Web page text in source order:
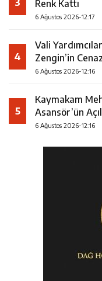
Renk Kattı
6 Ağustos 2026-12:17
4
Vali
Zengin’in
6 Ağustos 2026-12:16
5
Kaymakam
Asansör’ün
6 Ağustos 2026-12:16